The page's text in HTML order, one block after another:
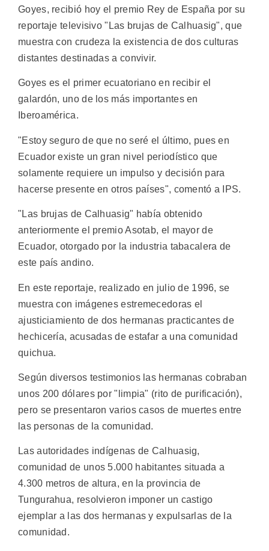
Goyes, recibió hoy el premio Rey de España por su
reportaje televisivo "Las brujas de Calhuasig", que
muestra con crudeza la existencia de dos culturas
distantes destinadas a convivir.
Goyes es el primer ecuatoriano en recibir el
galardón, uno de los más importantes en
Iberoamérica.
"Estoy seguro de que no seré el último, pues en
Ecuador existe un gran nivel periodístico que
solamente requiere un impulso y decisión para
hacerse presente en otros países", comentó a IPS.
"Las brujas de Calhuasig" había obtenido
anteriormente el premio Asotab, el mayor de
Ecuador, otorgado por la industria tabacalera de
este país andino.
En este reportaje, realizado en julio de 1996, se
muestra con imágenes estremecedoras el
ajusticiamiento de dos hermanas practicantes de
hechicería, acusadas de estafar a una comunidad
quichua.
Según diversos testimonios las hermanas cobraban
unos 200 dólares por "limpia" (rito de purificación),
pero se presentaron varios casos de muertes entre
las personas de la comunidad.
Las autoridades indígenas de Calhuasig,
comunidad de unos 5.000 habitantes situada a
4.300 metros de altura, en la provincia de
Tungurahua, resolvieron imponer un castigo
ejemplar a las dos hermanas y expulsarlas de la
comunidad.